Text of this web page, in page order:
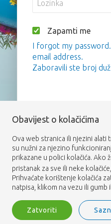
Zapamti me
I forgot my
email address.
Zaboravili ste broj
Obavijest o kolačićima
Ova web stranica ili njezini alati
su nužni za njezino
prikazane u polici kolačića. Ako
pristanak za sve ili neke
Prihvaćate korištenje kolačića
natpisa, klikom na vezu ili gumb
Zatvoriti